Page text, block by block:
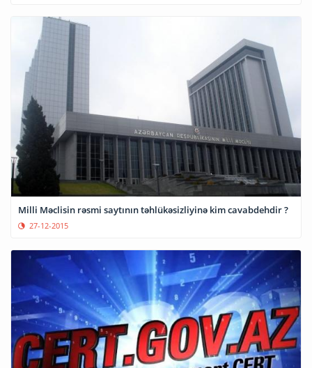
Milli Məclisin rəsmi saytının təhlükəsizliyinə kim cavabdehdir ?
27-12-2015